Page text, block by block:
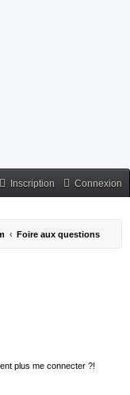
Connexion
Inscription
Foire aux questions
plus me connecter ?!